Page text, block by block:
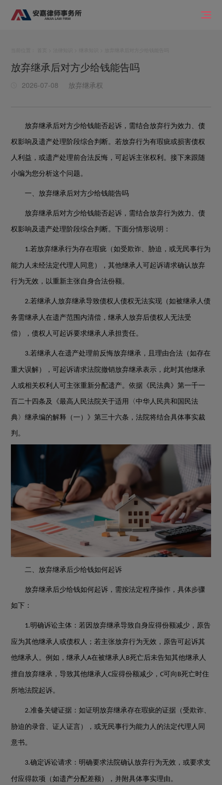
放弃继承后对方少给钱能告吗
2026-07-08 放弃继承权
放弃继承后对方少给钱能否起诉，需结合放弃行为效力、债
权影响及遗产处理阶段综合判断。若放弃行为有瑕疵或损害债权
人利益，或遗产处理前合法反悔，可起诉主张权利。接下来跟随
小编为您分析这个问题。
一、放弃继承后对方少给钱能告吗
放弃继承后对方少给钱能否起诉，需结合放弃行为效力、债
权影响及遗产处理阶段综合判断。下面分情形说明：
1.若放弃继承行为存在瑕疵（如受欺诈、胁迫，或无民事行为
能力人未经法定代理人同意），其他继承人可起诉请求确认放弃
行为无效，以重新主张自身合法份额。
2.若继承人放弃继承导致债权人债权无法实现（如被继承人债
务需继承人在遗产范围内清偿，继承人放弃后债权人无法受
偿），债权人可起诉要求继承人承担责任。
3.若继承人在遗产处理前反悔放弃继承，且理由合法（如存在
重大误解），可起诉请求法院撤销放弃继承表示，此时其他继承
人或相关权利人可主张重新分配遗产。依据《民法典》第一千一
百二十四条及《最高人民法院关于适用〈中华人民共和国民法
典〉继承编的解释（一）》第三十六条，法院将结合具体事实裁
判。
二、放弃继承后少给钱如何起诉
放弃继承后少给钱如何起诉，需按法定程序操作，具体步骤
如下：
1.明确诉讼主体：若因放弃继承导致自身应得份额减少，原告
应为其他继承人或债权人；若主张放弃行为无效，原告可起诉其
他继承人。例如，继承人A在被继承人 B死亡后未告知其他继承人
擅自放弃继承，导致其他继承人C应得份额减少，C可向 B死亡时住
所地法院起诉。
2.准备关键证据：如证明放弃继承存在瑕疵的证据（受欺诈、
胁迫的录音、证人证言），或无民事行为能力人的法定代理人同
意书。
3.确定诉讼请求：明确要求法院确认放弃行为无效，或要求支
付应得款项（如遗产分配差额），并附具体事实理由。